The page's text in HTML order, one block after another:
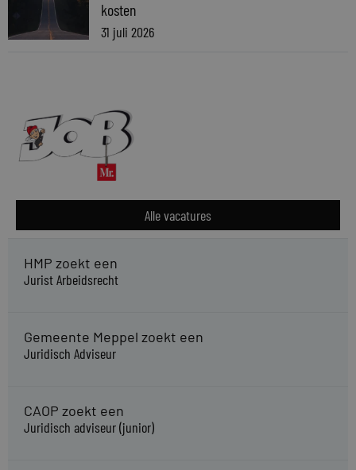
kosten
31 juli 2026
Alle vacatures
HMP zoekt een
Jurist Arbeidsrecht
Gemeente Meppel zoekt een
Juridisch Adviseur
CAOP zoekt een
Juridisch adviseur (junior)